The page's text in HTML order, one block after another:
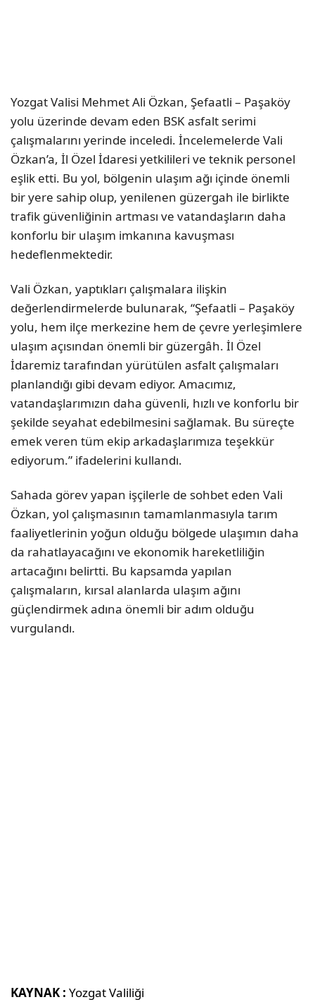
Yozgat Valisi Mehmet Ali Özkan, Şefaatli – Paşaköy
yolu üzerinde devam eden BSK asfalt serimi
çalışmalarını yerinde inceledi. İncelemelerde Vali
Özkan’a, İl Özel İdaresi yetkilileri ve teknik personel
eşlik etti. Bu yol, bölgenin ulaşım ağı içinde önemli
bir yere sahip olup, yenilenen güzergah ile birlikte
trafik güvenliğinin artması ve vatandaşların daha
konforlu bir ulaşım imkanına kavuşması
hedeflenmektedir.
Vali Özkan, yaptıkları çalışmalara ilişkin
değerlendirmelerde bulunarak, “Şefaatli – Paşaköy
yolu, hem ilçe merkezine hem de çevre yerleşimlere
ulaşım açısından önemli bir güzergâh. İl Özel
İdaremiz tarafından yürütülen asfalt çalışmaları
planlandığı gibi devam ediyor. Amacımız,
vatandaşlarımızın daha güvenli, hızlı ve konforlu bir
şekilde seyahat edebilmesini sağlamak. Bu süreçte
emek veren tüm ekip arkadaşlarımıza teşekkür
ediyorum.” ifadelerini kullandı.
Sahada görev yapan işçilerle de sohbet eden Vali
Özkan, yol çalışmasının tamamlanmasıyla tarım
faaliyetlerinin yoğun olduğu bölgede ulaşımın daha
da rahatlayacağını ve ekonomik hareketliliğin
artacağını belirtti. Bu kapsamda yapılan
çalışmaların, kırsal alanlarda ulaşım ağını
güçlendirmek adına önemli bir adım olduğu
vurgulandı.
KAYNAK : Yozgat Valiliği